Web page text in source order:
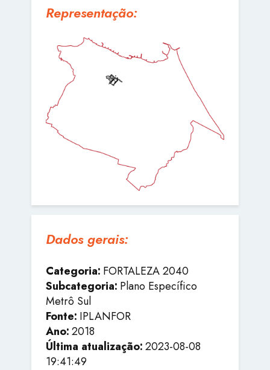
Representação:
Dados gerais:
Categoria: FORTALEZA 2040
Subcategoria: Plano Específico
Metrô Sul
Fonte: IPLANFOR
Ano:2018
Última atualização:2023-08-08
19:41:49